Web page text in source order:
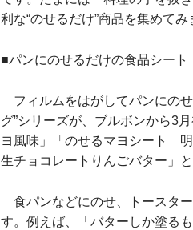
利な“のせるだけ”商品を集めてみ
■パンにのせるだけの食品シート
フィルムをはがしてパンにの
グ”シリーズが、ブルボンから3
ヨ風味」「のせるマヨシート
生チョコレートりんごバター」
食パンなどにのせ、トースタ
す。例えば、「バターしか塗る